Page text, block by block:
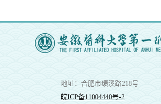
地址：合肥市绩溪路218号
皖ICP备11004440号-2